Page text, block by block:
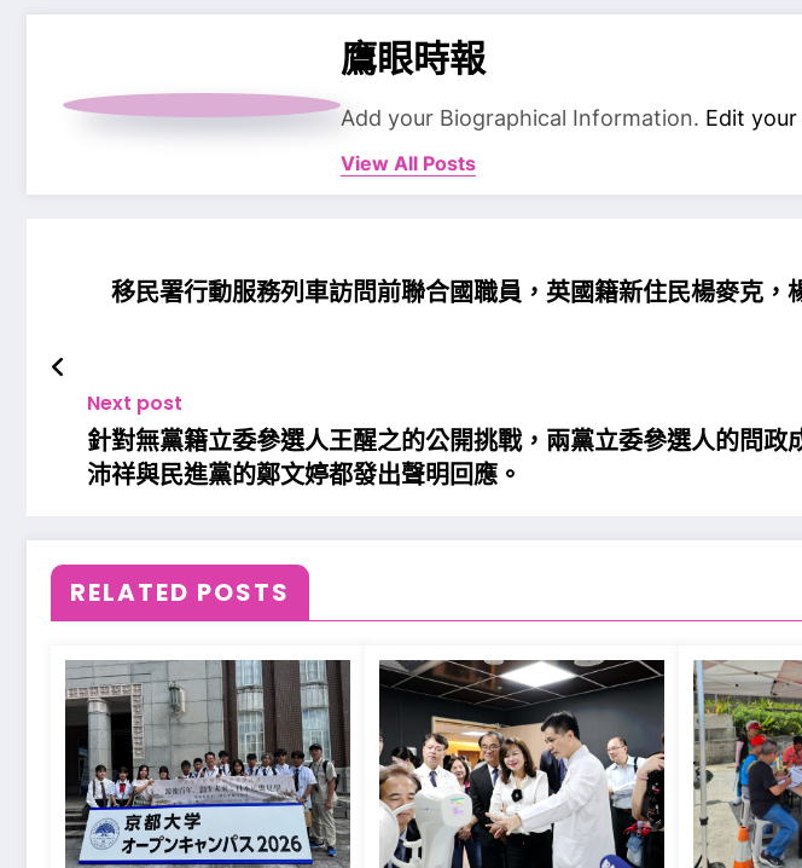
鷹眼時報
Add your Biographical Information. Edit
View All Posts
移民署行動服務列車訪問前聯合國職員，英國籍新住民楊麥克，
Next post
針對無黨籍立委參選人王醒之的公開挑戰，兩黨立委參選人的問政
沛祥與民進黨的鄭文婷都發出聲明回應。
RELATED POSTS